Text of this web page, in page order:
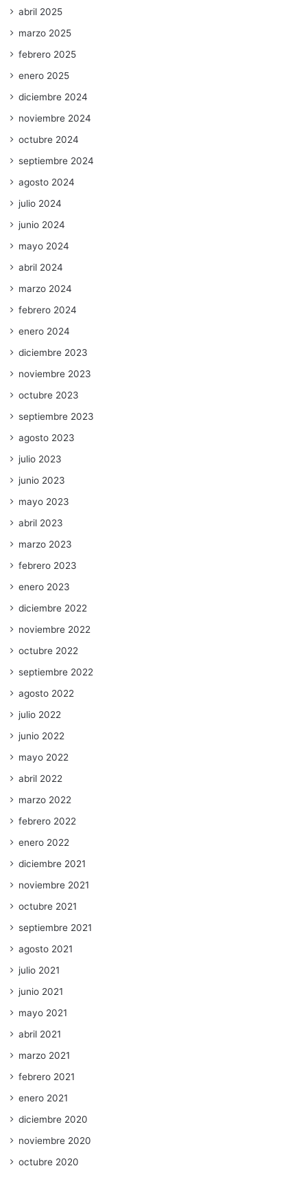
abril 2025
marzo 2025
febrero 2025
enero 2025
diciembre 2024
noviembre 2024
octubre 2024
septiembre 2024
agosto 2024
julio 2024
junio 2024
mayo 2024
abril 2024
marzo 2024
febrero 2024
enero 2024
diciembre 2023
noviembre 2023
octubre 2023
septiembre 2023
agosto 2023
julio 2023
junio 2023
mayo 2023
abril 2023
marzo 2023
febrero 2023
enero 2023
diciembre 2022
noviembre 2022
octubre 2022
septiembre 2022
agosto 2022
julio 2022
junio 2022
mayo 2022
abril 2022
marzo 2022
febrero 2022
enero 2022
diciembre 2021
noviembre 2021
octubre 2021
septiembre 2021
agosto 2021
julio 2021
junio 2021
mayo 2021
abril 2021
marzo 2021
febrero 2021
enero 2021
diciembre 2020
noviembre 2020
octubre 2020